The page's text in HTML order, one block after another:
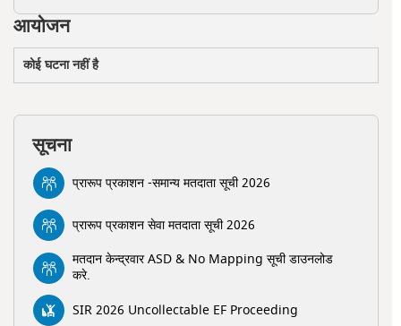
आयोजन
कोई घटना नहीं है
सूचना
प्रारूप प्रकाशन -समान्य मतदाता सूची 2026
प्रारूप प्रकाशन सेवा मतदाता सूची 2026
मतदान केन्द्रवार ASD & No Mapping सूची डाउनलोड
करे.
SIR 2026 Uncollectable EF Proceeding